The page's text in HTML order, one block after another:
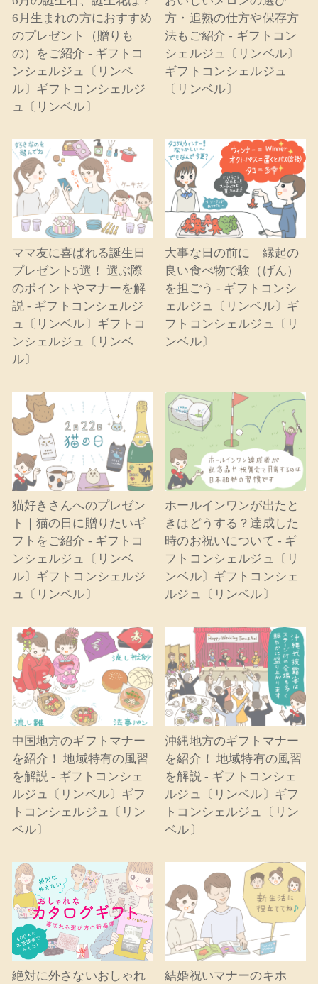
6月生まれの方におすすめ
のプレゼント（贈りも
の）をご紹介 - ギフトコ
ンシェルジュ〔リンベ
ル〕ギフトコンシェルジ
ュ〔リンベル〕
方・追熟の仕方や保存方
法もご紹介 - ギフトコン
シェルジュ〔リンベル〕
ギフトコンシェルジュ
〔リンベル〕
ママ友に喜ばれる誕生日
プレゼント5選！ 選ぶ際
のポイントやマナーを解
説 - ギフトコンシェルジ
ュ〔リンベル〕ギフトコ
ンシェルジュ〔リンベ
ル〕
大事な日の前に 縁起の
良い食べ物で験（げん）
を担ごう - ギフトコンシ
ェルジュ〔リンベル〕ギ
フトコンシェルジュ〔リ
ンベル〕
猫好きさんへのプレゼン
ト｜猫の日に贈りたいギ
フトをご紹介 - ギフトコ
ンシェルジュ〔リンベ
ル〕ギフトコンシェルジ
ュ〔リンベル〕
ホールインワンが出たと
きはどうする？達成した
時のお祝いについて - ギ
フトコンシェルジュ〔リ
ンベル〕ギフトコンシェ
ルジュ〔リンベル〕
中国地方のギフトマナー
を紹介！ 地域特有の風習
を解説 - ギフトコンシェ
ルジュ〔リンベル〕ギフ
トコンシェルジュ〔リン
ベル〕
沖縄地方のギフトマナー
を紹介！ 地域特有の風習
を解説 - ギフトコンシェ
ルジュ〔リンベル〕ギフ
トコンシェルジュ〔リン
ベル〕
絶対に外さないおしゃれ
結婚祝いマナーのキホ